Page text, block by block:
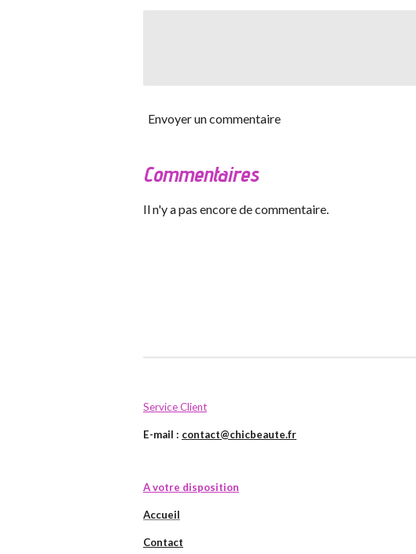
Envoyer un commentaire
Commentaires
Il n'y a pas encore de commentaire.
Service Client
E-mail : contact@chicbeaute.fr
A votre disposition
Accueil
Contact